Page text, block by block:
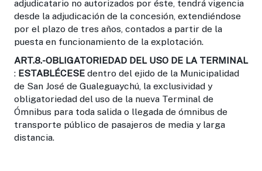
adjudicatario no autorizados por éste, tendrá vigencia
desde la adjudicación de la concesión, extendiéndose
por el plazo de tres años, contados a partir de la
puesta en funcionamiento de la explotación.
ART.8.-OBLIGATORIEDAD DEL USO DE LA TERMINAL
: ESTABLÉCESE dentro del ejido de la Municipalidad
de San José de Gualeguaychú, la exclusividad y
obligatoriedad del uso de la nueva Terminal de
Ómnibus para toda salida o llegada de ómnibus de
transporte público de pasajeros de media y larga
distancia.